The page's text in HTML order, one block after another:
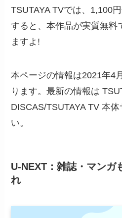
TSUTAYA TVでは、1,100
すると、本作品が実質無料
ますよ!
本ページの情報は2021年4
ります。最新の情報は
DISCAS/TSUTAYA TV 本
い。
U-NEXT：雑誌・マンガ
れ